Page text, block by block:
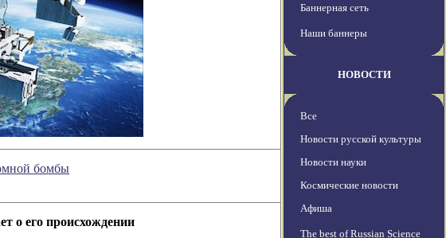
бомбы
о его происхождении
Баннерная сеть
Наши баннеры
НОВОСТИ
Все
Новости русской культуры
Новости науки
Космические новости
Афиша
The best of Russian Science